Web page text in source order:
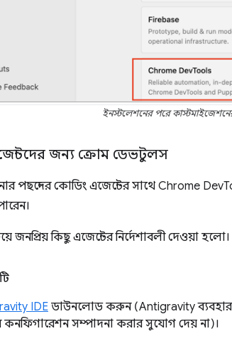
ইনস্টলেশনের পরে
জন্য ক্রোম ডেভটুলস
পছন্দের কোডিং এজেন্টের সাথে Chrome
জনপ্রিয় কিছু এজেন্টের নির্দেশাবলী দেওয়া হলো।
IDEডাউনলোড করুন (Antigravity ব্যবহার
কনফিগারেশন সম্পাদনা করার সুযোগ দেয় না)।